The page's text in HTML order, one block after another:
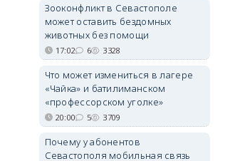
Зооконфликт в Севастополе
может оставить бездомных
животных без помощи
17:02 6 3328
Что может измениться в лагере
«Чайка» и батилиманском
«профессорском уголке»
20:00 5 3709
Почему у абонентов
Севастополя мобильная связь